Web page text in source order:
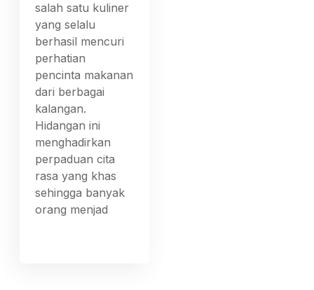
salah satu kuliner
yang selalu
berhasil mencuri
perhatian
pencinta makanan
dari berbagai
kalangan.
Hidangan ini
menghadirkan
perpaduan cita
rasa yang khas
sehingga banyak
orang menjad